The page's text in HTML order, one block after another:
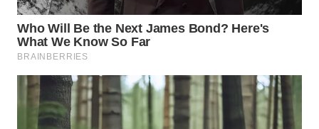
WAHANANEWS
CO ID
NET
WAHANA